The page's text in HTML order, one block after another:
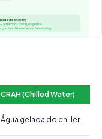
CRAH (Chilled Water)
Água gelada do chiller